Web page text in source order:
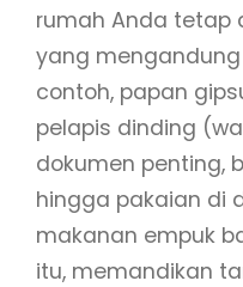
rumah Anda tetap
yang
contoh, papan
pelapis dinding
dokumen penting,
hingga pakaian di
makanan empuk
itu, memandikan